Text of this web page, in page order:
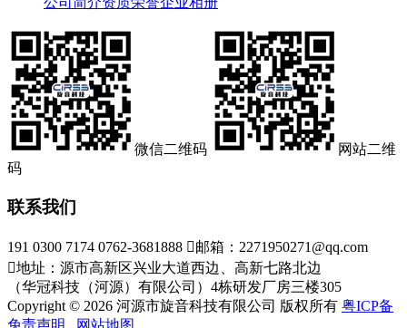
微信二维码
网站二维
码
联系我们
191 0300 7174 0762-3681888 邮箱：2271950271@qq.com
地址：源市高新区兴业大道西边、高新七路北边
（华冠科技（河源）有限公司）4栋研发厂房三楼305
Copyright © 2026 河源市旋音科技有限公司 版权所有 粤ICP备
免责声明
网站地图